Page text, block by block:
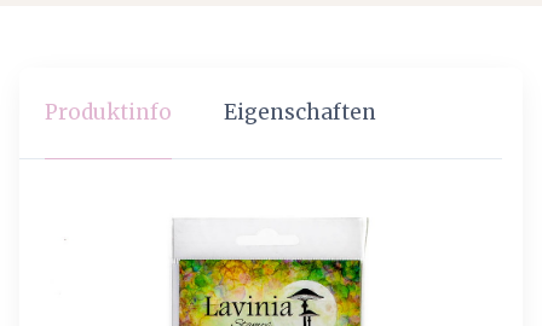
Produktinfo Eigenschaften